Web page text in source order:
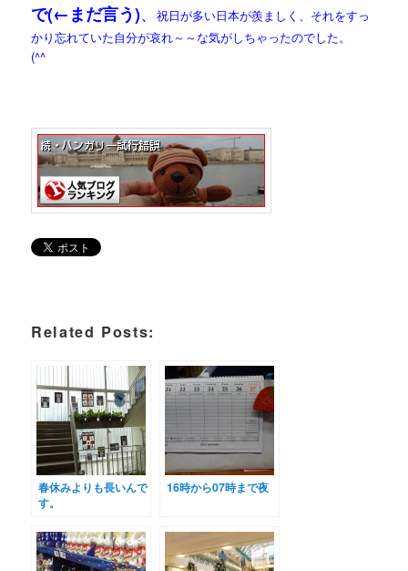
で(←まだ言う)、祝日が多い日本が羨ましく、それをすっ
かり忘れていた自分が哀れ～～な気がしちゃったのでした。
(^^ゞ
Related Posts:
春休みよりも長いんで
す。
16時から07時まで夜